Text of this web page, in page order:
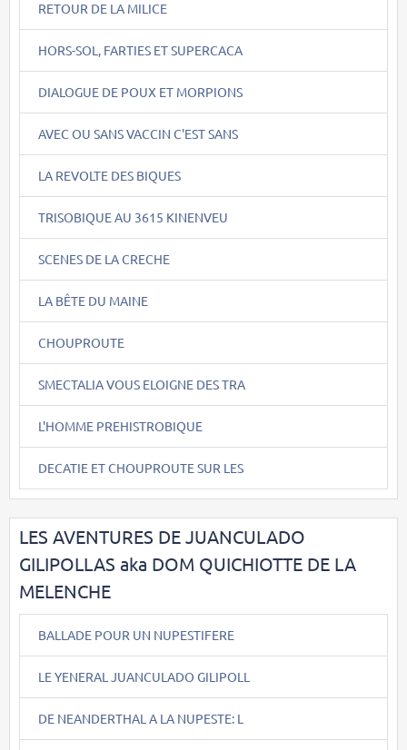
RETOUR DE LA MILICE
HORS-SOL, FARTIES ET SUPERCACA
DIALOGUE DE POUX ET MORPIONS
AVEC OU SANS VACCIN C'EST SANS
LA REVOLTE DES BIQUES
TRISOBIQUE AU 3615 KINENVEU
SCENES DE LA CRECHE
LA BÊTE DU MAINE
CHOUPROUTE
SMECTALIA VOUS ELOIGNE DES TRA
L'HOMME PREHISTROBIQUE
DECATIE ET CHOUPROUTE SUR LES
LES AVENTURES DE JUANCULADO
GILIPOLLAS aka DOM QUICHIOTTE DE LA
MELENCHE
BALLADE POUR UN NUPESTIFERE
LE YENERAL JUANCULADO GILIPOLL
DE NEANDERTHAL A LA NUPESTE: L